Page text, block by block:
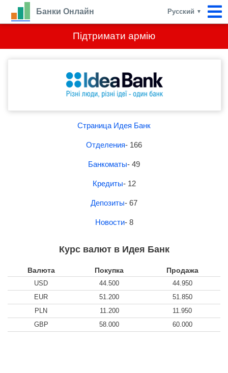
Підтримати армію
Банки Онлайн Русский ▼
Страница Идея Банк
Отделения- 166
Банкоматы- 49
Кредиты- 12
Депозиты- 67
Новости- 8
Курс валют в Идея Банк
Валюта Покупка Продажа
USD 44.500
44.950
EUR
51.200
51.850
PLN
11.200
11.950
GBP
58.000 60.000